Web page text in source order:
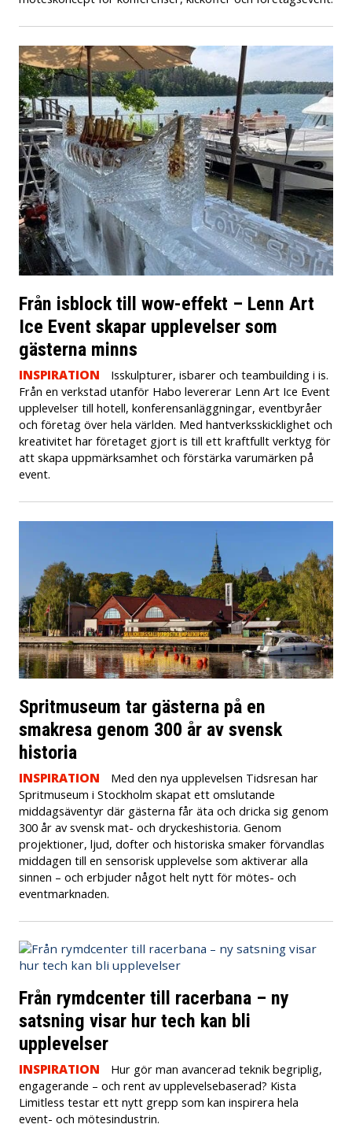
Från isblock till wow-effekt – Lenn Art
Ice Event skapar upplevelser som
gästerna minns
INSPIRATION
Isskulpturer, isbarer och teambuilding i is.
Från en verkstad utanför Habo levererar Lenn Art Ice Event
upplevelser till hotell, konferensanläggningar, eventbyråer
och företag över hela världen. Med hantverksskicklighet och
kreativitet har företaget gjort is till ett kraftfullt verktyg för
att skapa uppmärksamhet och förstärka varumärken på
event.
Spritmuseum tar gästerna på en
smakresa genom 300 år av svensk
historia
INSPIRATION
Med den nya upplevelsen Tidsresan har
Spritmuseum i Stockholm skapat ett omslutande
middagsäventyr där gästerna får äta och dricka sig genom
300 år av svensk mat- och dryckeshistoria. Genom
projektioner, ljud, dofter och historiska smaker förvandlas
middagen till en sensorisk upplevelse som aktiverar alla
sinnen – och erbjuder något helt nytt för mötes- och
eventmarknaden.
Från rymdcenter till racerbana – ny
satsning visar hur tech kan bli
upplevelser
INSPIRATION
Hur gör man avancerad teknik begriplig,
engagerande – och rent av upplevelsebaserad? Kista
Limitless testar ett nytt grepp som kan inspirera hela
event- och mötesindustrin.